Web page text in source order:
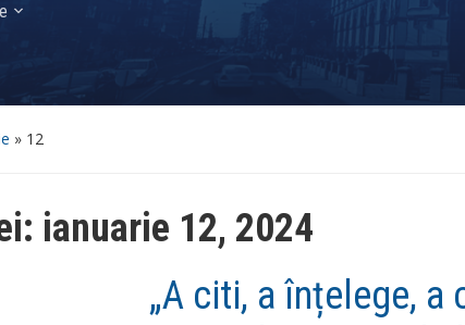
» 12
ianuarie 12, 2024
„A citi, a înțelege,